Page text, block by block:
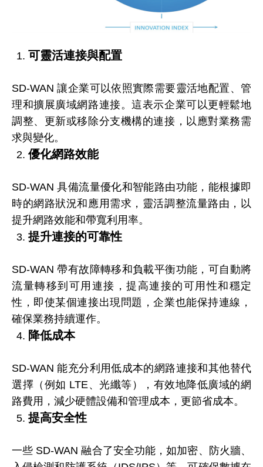
可靈活連接與配置
SD-WAN 讓企業可以依照實際需要靈活地配置、管
理和擴展廣域網路連接。這表示企業可以更輕鬆地
調整、更新或移除分支機構的連接，以應對業務需
求與變化。
優化網路效能
SD-WAN 具備流量優化和智能路由功能，能根據即
時的網路狀況和應用需求，靈活調整流量路由，以
提升網路效能和帶寬利用率。
提升連接的可靠性
SD-WAN 帶有故障轉移和負載平衡功能，可自動將
流量轉移到可用連接，提高連接的可用性和穩定
性，即使某個連接出現問題，企業也能保持連線，
確保業務持續運作。
降低成本
SD-WAN 能充分利用低成本的網路連接和其他替代
選擇（例如 LTE、光纖等），有效地降低廣域的網
路費用，減少硬體設備和管理成本，更節省成本。
提高安全性
一些 SD-WAN 融合了安全功能，如加密、防火牆、